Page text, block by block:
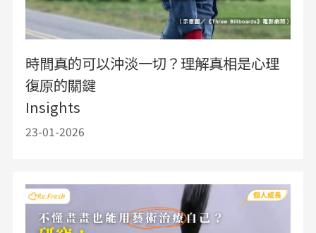
時間真的可以沖淡一切？理解真相是心理
復原的關鍵
Insights
23-01-2026